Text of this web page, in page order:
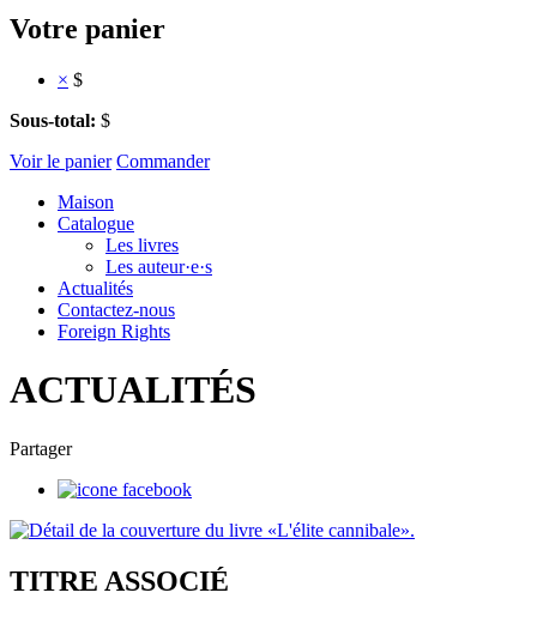
Votre panier
× $
Sous-total: $
Voir le panier Commander
Maison
Catalogue
Les livres
Les auteur·e·s
Actualités
Contactez-nous
Foreign Rights
ACTUALITÉS
Partager
TITRE ASSOCIÉ